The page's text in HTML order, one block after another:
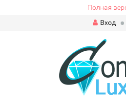
Полная
Вход